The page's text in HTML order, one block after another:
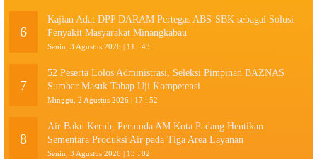
6
Kajian Adat DPP DARAM Pertegas ABS-SBK sebagai Solusi
Penyakit Masyarakat Minangkabau
Senin, 3 Agustus 2026 | 11 : 43
7
52 Peserta Lolos Administrasi, Seleksi Pimpinan BAZNAS
Sumbar Masuk Tahap Uji Kompetensi
Minggu, 2 Agustus 2026 | 17 : 52
8
Air Baku Keruh, Perumda AM Kota Padang Hentikan
Sementara Produksi Air pada Tiga Area Layanan
Senin, 3 Agustus 2026 | 13 : 02